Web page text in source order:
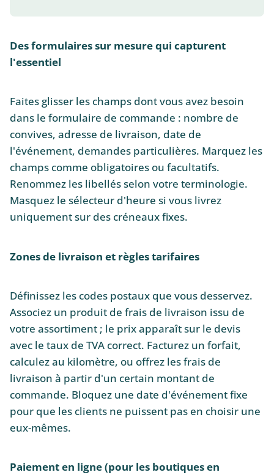
Des formulaires sur mesure qui capturent
l'essentiel
Faites glisser les champs dont vous avez besoin
dans le formulaire de commande : nombre de
convives, adresse de livraison, date de
l'événement, demandes particulières. Marquez les
champs comme obligatoires ou facultatifs.
Renommez les libellés selon votre terminologie.
Masquez le sélecteur d'heure si vous livrez
uniquement sur des créneaux fixes.
Zones de livraison et règles tarifaires
Définissez les codes postaux que vous desservez.
Associez un produit de frais de livraison issu de
votre assortiment ; le prix apparaît sur le devis
avec le taux de TVA correct. Facturez un forfait,
calculez au kilomètre, ou offrez les frais de
livraison à partir d'un certain montant de
commande. Bloquez une date d'événement fixe
pour que les clients ne puissent pas en choisir une
eux-mêmes.
Paiement en ligne (pour les boutiques en